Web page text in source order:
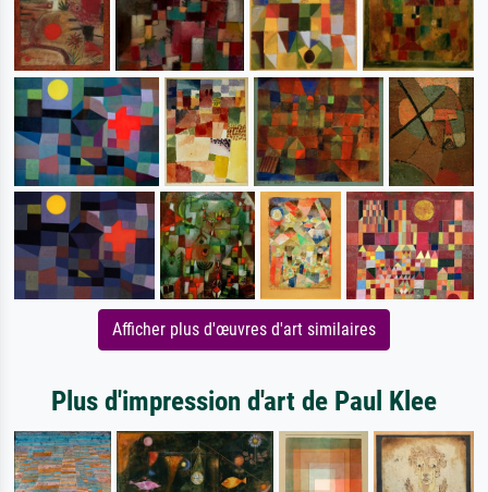
Afficher plus d'œuvres d'art similaires
Plus d'impression d'art de Paul Klee